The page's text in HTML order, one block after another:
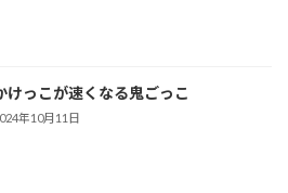
けっこが速くなる鬼ごっこ
年10月11日